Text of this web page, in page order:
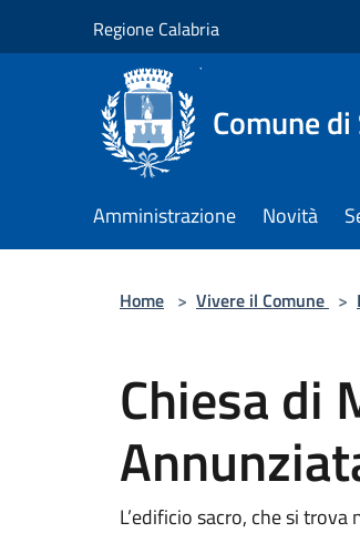
Regione Calabria
Comune
Amministrazione Novità
Home > Vivere il Comune >
Chiesa di
L’edificio sacro, che si